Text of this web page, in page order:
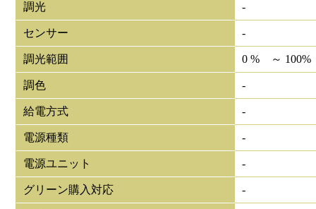
調光 -
センサー -
調光範囲 0 % ～ 100%
調色 -
給電方式 -
電源種類 -
電源ユニット -
グリーン購入対応 -